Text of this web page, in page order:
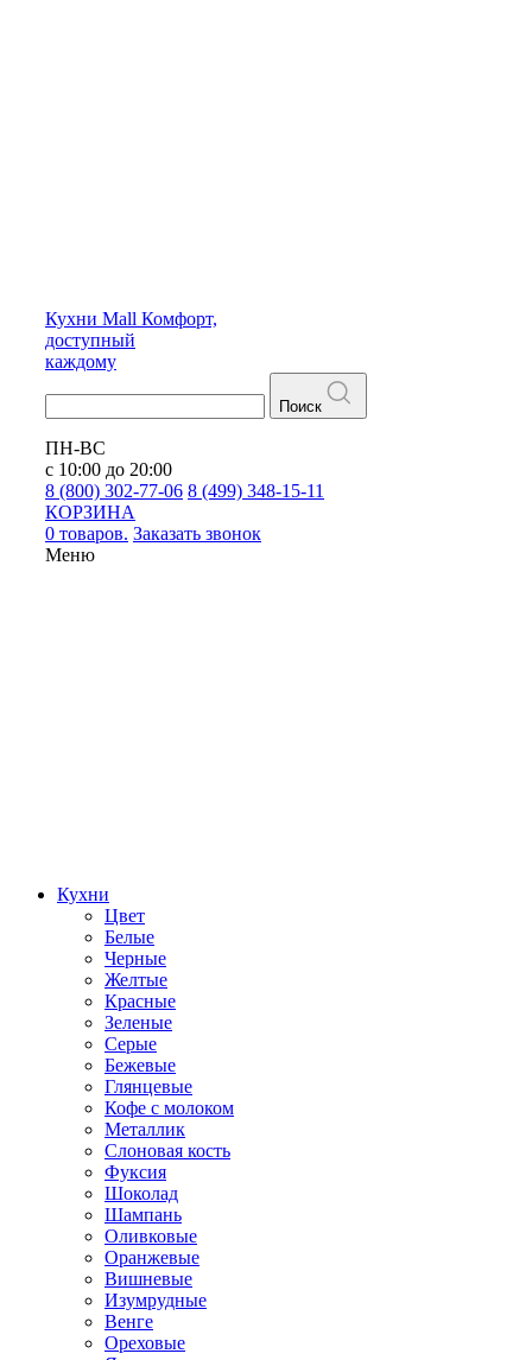
Кухни Mall Комфорт,
доступный
каждому
Поиск
ПН-ВС
с 10:00 до 20:00
8 (800) 302-77-06 8 (499) 348-15-11
КОРЗИНА
0 товаров. Заказать звонок
Меню
Кухни
Цвет
Белые
Черные
Желтые
Красные
Зеленые
Серые
Бежевые
Глянцевые
Кофе с молоком
Металлик
Слоновая кость
Фуксия
Шоколад
Шампань
Оливковые
Оранжевые
Вишневые
Изумрудные
Венге
Ореховые